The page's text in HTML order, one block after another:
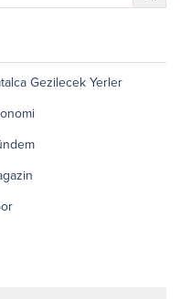
Gezilecek Yerler